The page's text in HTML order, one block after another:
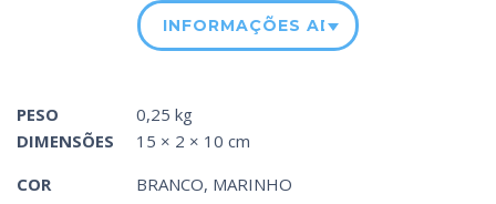
INFORMAÇÕES ADICIONAIS
PESO
0,25 kg
DIMENSÕES
15 × 2 × 10 cm
COR
BRANCO, MARINHO